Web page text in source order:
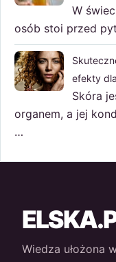
W
osób stoi przed
efekty
Skóra
organem, a jej
…
Wiedza ułożona